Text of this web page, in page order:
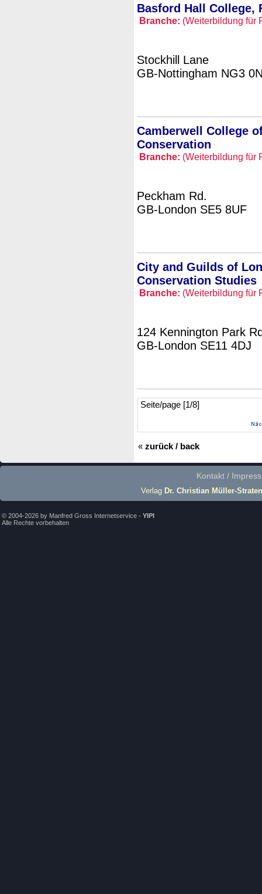
Basford Hall College,
Branche: (Weiterbildung für
Stockhill Lane
GB-Nottingham NG3
Camberwell College
Conservation
Branche: (Weiterbildung für
Peckham Rd.
GB-London SE5 8UF
City and Guilds of
Conservation Studies
Branche: (Weiterbildung für
124 Kennington Park
GB-London SE11 4DJ
Seite/page [1/8]
« zurück / back
Kontakt /
Verlag Dr. Christian Müller-Straten
© 2004-2026 by Manfred Gross Internetservice - YIPI
Alle Rechte vorbehalten